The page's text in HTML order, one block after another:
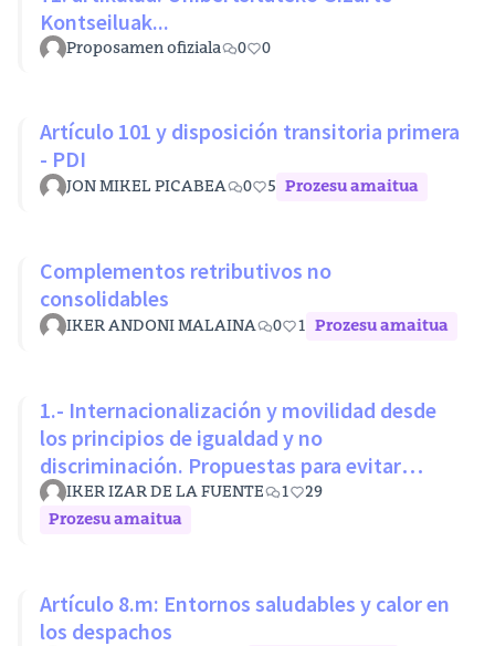
Kontseiluak...
Proposamen ofiziala 0 0
Artículo 101 y disposición transitoria primera
- PDI
JON MIKEL PICABEA 0 5 Prozesu amaitua
Complementos retributivos no
consolidables
IKER ANDONI MALAINA 0 1 Prozesu amaitua
1.- Internacionalización y movilidad desde
los principios de igualdad y no
discriminación. Propuestas para evitar
desigualdades estructurales
IKER IZAR DE LA FUENTE 1
29
Prozesu amaitua
Artículo 8.m: Entornos saludables y calor en
los despachos